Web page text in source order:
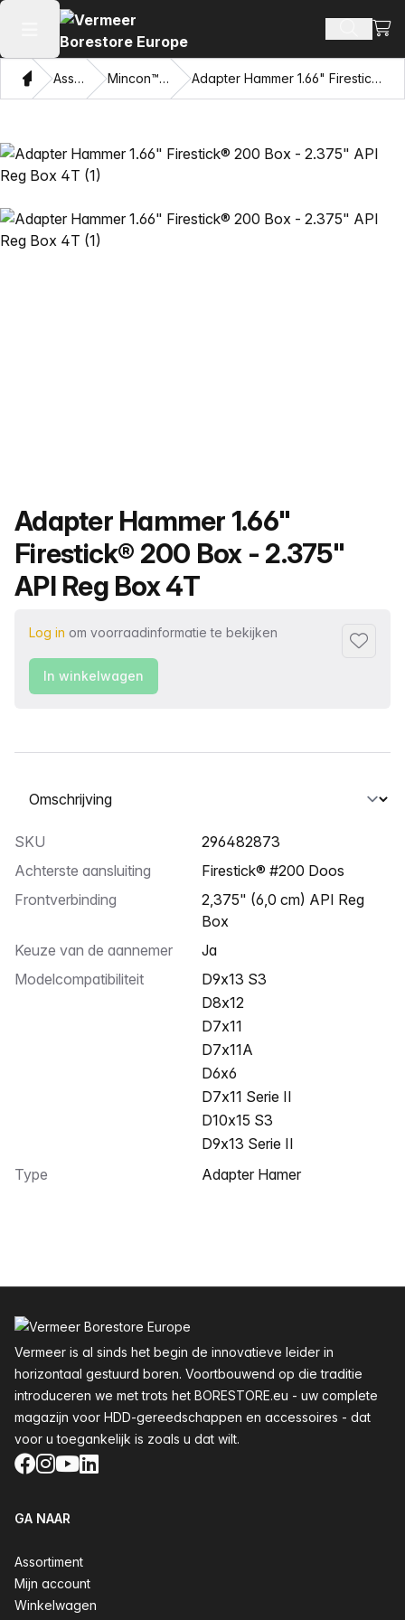
Hoofdmenu openen Zoek
ThuisAssortiment Mincon™ HDD Hamers Adapter Hammer 1.66" Firestick® 200 Box - 2.375" API Reg Box 4T
Productnaam
Adapter Hammer 1.66"
Firestick® 200 Box - 2.375"
API Reg Box 4T
Log in om voorraadinformatie te bekijken
In winkelwagen
Selecteer een tabblad
SKU
296482873
Achterste aansluiting
Firestick® #200 Doos
Frontverbinding
2,375" (6,0 cm) API Reg
Box
Keuze van de aannemer
Ja
Modelcompatibiliteit
D9x13 S3
D8x12
D7x11
D7x11A
D6x6
D7x11 Serie II
D10x15 S3
D9x13 Serie II
Type
Adapter Hamer
Vermeer is al sinds het begin de innovatieve leider in
horizontaal gestuurd boren. Voortbouwend op die traditie
introduceren we met trots het BORESTORE.eu - uw complete
magazijn voor HDD-gereedschappen en accessoires - dat
voor u toegankelijk is zoals u dat wilt.
Facebook
Instagram
YouTube
LinkedIn
GA NAAR
Assortiment
Mijn account
Winkelwagen